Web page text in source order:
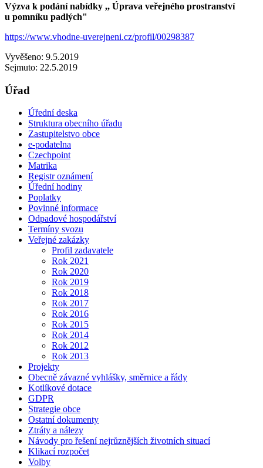
Výzva k podání nabídky ,, Úprava veřejného prostranství
u pomníku padlých"
https://www.vhodne-uverejneni.cz/profil/00298387
Vyvěšeno: 9.5.2019
Sejmuto: 22.5.2019
Úřad
Úřední deska
Struktura obecního úřadu
Zastupitelstvo obce
e-podatelna
Czechpoint
Matrika
Registr oznámení
Úřední hodiny
Poplatky
Povinné informace
Odpadové hospodářství
Termíny svozu
Veřejné zakázky
Profil zadavatele
Rok 2021
Rok 2020
Rok 2019
Rok 2018
Rok 2017
Rok 2016
Rok 2015
Rok 2014
Rok 2012
Rok 2013
Projekty
Obecně závazné vyhlášky, směrnice a řády
Kotlíkové dotace
GDPR
Strategie obce
Ostatní dokumenty
Ztráty a nálezy
Návody pro řešení nejrůznějších životních situací
Klikací rozpočet
Volby